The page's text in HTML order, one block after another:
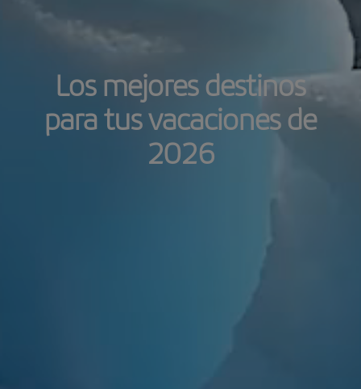
Los mejores destinos
para tus vacaciones de
2026